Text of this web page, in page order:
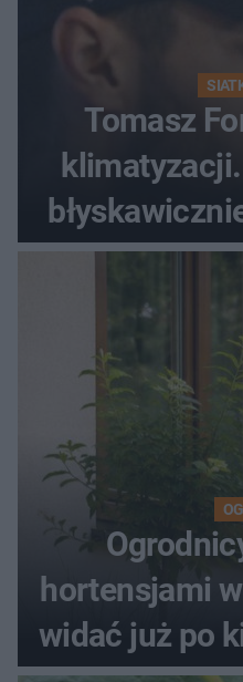
Tomasz
hortensjami
widać już po